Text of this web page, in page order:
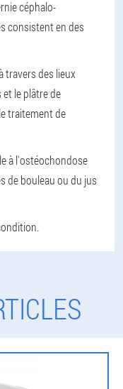
céphalo-
consistent en des
travers des lieux
le plâtre de
traitement de
à l'ostéochondose
de bouleau ou du jus